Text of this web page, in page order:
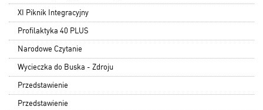
XI Piknik Integracyjny
Profilaktyka 40 PLUS
Narodowe Czytanie
Wycieczka do Buska - Zdroju
Przedstawienie
Przedstawienie